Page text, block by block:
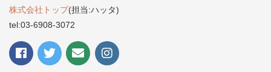
株式会社トップ(担当:ハッタ)
tel:03-6908-3072